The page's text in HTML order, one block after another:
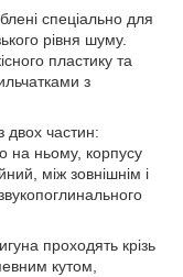
спеціально для
рівня шуму.
пластику та
з
двох частин:
на ньому, корпусу
між зовнішнім і
проходять крізь
кутом,